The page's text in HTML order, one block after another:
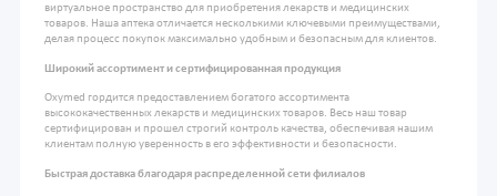
виртуальное пространство для приобретения лекарств и медицинских
товаров. Наша аптека отличается несколькими ключевыми преимуществами,
делая процесс покупок максимально удобным и безопасным для клиентов.
Широкий ассортимент и сертифицированная продукция
Oxymed гордится предоставлением богатого ассортимента
высококачественных лекарств и медицинских товаров. Весь наш товар
сертифицирован и прошел строгий контроль качества, обеспечивая нашим
клиентам полную уверенность в его эффективности и безопасности.
Быстрая доставка благодаря распределенной сети филиалов